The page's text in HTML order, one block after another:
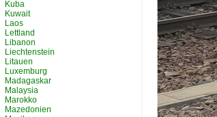
Kuba
Kuwait
Laos
Lettland
Libanon
Liechtenstein
Litauen
Luxemburg
Madagaskar
Malaysia
Marokko
Mazedonien